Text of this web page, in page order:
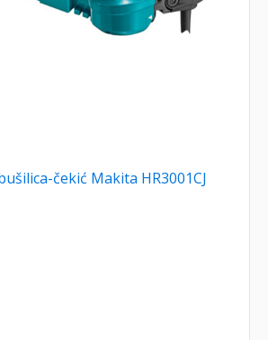
čekić Makita HR3001CJ